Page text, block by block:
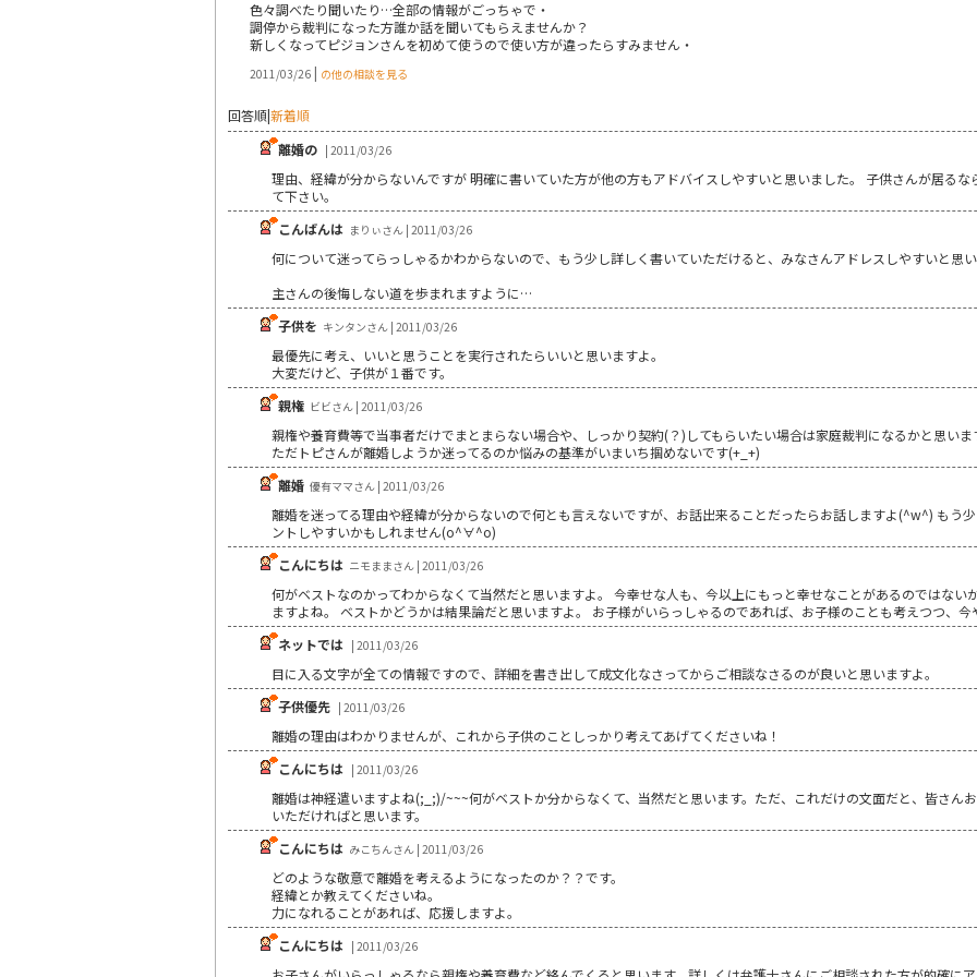
色々調べたり聞いたり…全部の情報がごっちゃで・
調停から裁判になった方誰か話を聞いてもらえませんか？
新しくなってピジョンさんを初めて使うので使い方が違ったらすみません・
2011/03/26 | の他の相談を見る
回答順|新着順
離婚の | 2011/03/26
理由、経緯が分からないんですが 明確に書いていた方が他の方もアドバイスしやすいと思いました。 子供さんが居る
て下さい。
こんばんは まりぃさん | 2011/03/26
何について迷ってらっしゃるかわからないので、もう少し詳しく書いていただけると、みなさんアドレスしやすいと思
主さんの後悔しない道を歩まれますように…
子供を キンタンさん | 2011/03/26
最優先に考え、いいと思うことを実行されたらいいと思いますよ。
大変だけど、子供が１番です。
親権 ビビさん | 2011/03/26
親権や養育費等で当事者だけでまとまらない場合や、しっかり契約(？)してもらいたい場合は家庭裁判になるかと思いま
ただトピさんが離婚しようか迷ってるのか悩みの基準がいまいち掴めないです(+_+)
離婚 優有ママさん | 2011/03/26
離婚を迷ってる理由や経緯が分からないので何とも言えないですが、お話出来ることだったらお話しますよ(^w^) もう
ントしやすいかもしれません(o^∀^o)
こんにちは ニモままさん | 2011/03/26
何がベストなのかってわからなくて当然だと思いますよ。 今幸せな人も、今以上にもっと幸せなことがあるのではない
ますよね。 ベストかどうかは結果論だと思いますよ。 お子様がいらっしゃるのであれば、お子様のことも考えつつ、
ネットでは | 2011/03/26
目に入る文字が全ての情報ですので、詳細を書き出して成文化なさってからご相談なさるのが良いと思いますよ。
子供優先 | 2011/03/26
離婚の理由はわかりませんが、これから子供のことしっかり考えてあげてくださいね！
こんにちは | 2011/03/26
離婚は神経遣いますよね(;_;)/~~~何がベストか分からなくて、当然だと思います。ただ、これだけの文面だと、皆さん
いただければと思います。
こんにちは みこちんさん | 2011/03/26
どのような敬意で離婚を考えるようになったのか？？です。
経緯とか教えてくださいね。
力になれることがあれば、応援しますよ。
こんにちは | 2011/03/26